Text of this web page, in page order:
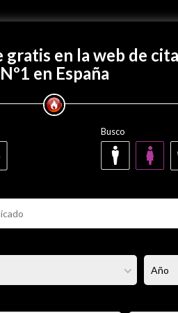
Regístrate gratis
Pelo: Castaño
gratis en la web de
Nº1 en España
Busco